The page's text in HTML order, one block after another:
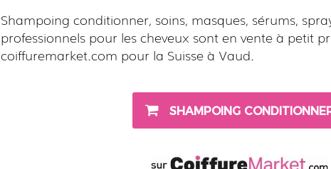
Shampoing conditionner, soins, masques, sérums,
professionnels pour les cheveux sont en vente à petit
coiffuremarket.com pour la Suisse à Vaud.
SHAMPOING